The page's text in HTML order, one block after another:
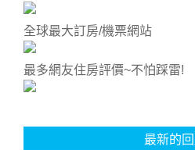
全球最大訂房/機票網站
最多網友住房評價~不怕踩雷!
最新的